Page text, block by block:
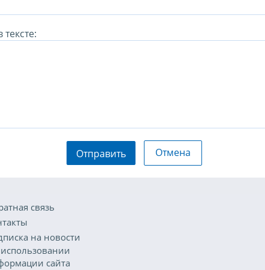
Отправить Отмена
связь
на новости
сайта